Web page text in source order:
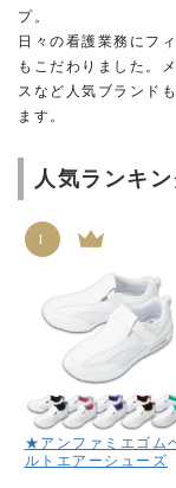
プ。
日々の看護業務にフ
もこだわりました。
スなど人気ブランド
ます。
人気ランキ
1
★アンファミエゴム
ルトエアーシューズ